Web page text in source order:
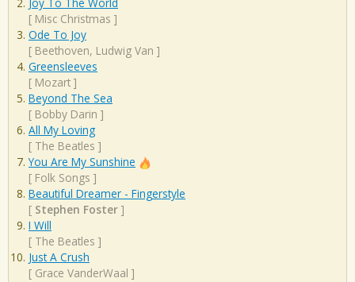
[ Misc Christmas ]
Ode To Joy
[ Beethoven, Ludwig Van ]
Greensleeves
[ Mozart ]
Beyond The Sea
[ Bobby Darin ]
All My Loving
[ The Beatles ]
You Are My Sunshine
[ Folk Songs ]
Beautiful Dreamer - Fingerstyle
[ Stephen Foster ]
I Will
[ The Beatles ]
Just A Crush
[ Grace VanderWaal ]